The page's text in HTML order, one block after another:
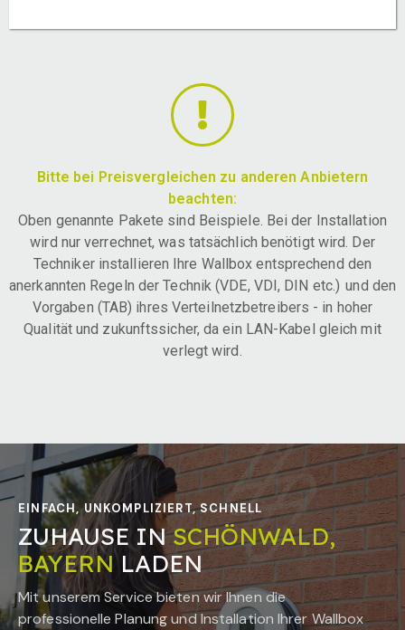
Bitte bei Preisvergleichen zu anderen Anbietern
beachten:
Oben genannte Pakete sind Beispiele. Bei der Installation
wird nur verrechnet, was tatsächlich benötigt wird. Der
Techniker installieren Ihre Wallbox entsprechend den
anerkannten Regeln der Technik (VDE, VDI, DIN etc.) und den
Vorgaben (TAB) ihres Verteilnetzbetreibers - in hoher
Qualität und zukunftssicher, da ein LAN-Kabel gleich mit
verlegt wird.
EINFACH, UNKOMPLIZIERT, SCHNELL
ZUHAUSE INSCHÖNWALD,
BAYERNLADEN
Mit unserem Service bieten wir Ihnen die
professionelle Planung und Installation Ihrer Wallbox